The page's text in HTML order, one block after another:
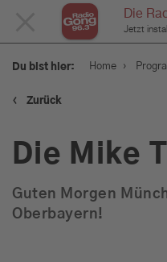
Die
Jetzt
Programm
Du bist hier: Home ›
‹ Zurück
Die Mike
Guten Morgen
Oberbayern!